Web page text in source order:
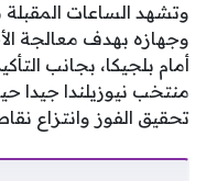
وتشهد الساعات
وجهازه بهدف معالجة
أمام بلجيكا، بجانب
منتخب نيوزيلندا
تحقيق الفوز وانتزاع